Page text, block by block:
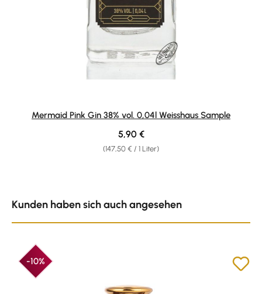
Mermaid Pink Gin 38% vol. 0,04l Weisshaus Sample
(147,50 € / 1 Liter)
Regulärer Preis:
5,90 €
Kunden haben sich auch angesehen
-10%